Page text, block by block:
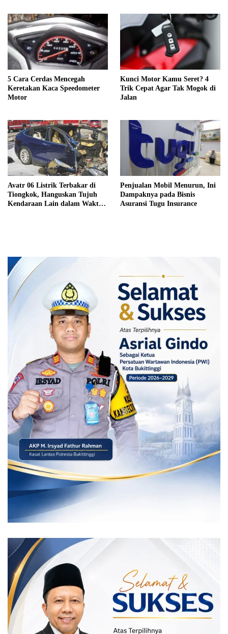
5 Cara Cerdas Mencegah
Keretakan Kaca Speedometer
Motor
Kunci Motor Kamu Seret? 4
Trik Cepat Agar Tak Mogok di
Jalan
Avatr 06 Listrik Terbakar di
Tiongkok, Hanguskan Tujuh
Kendaraan Lain dalam Waktu
Penjualan Mobil Menurun, Ini
Dampaknya pada Bisnis
Asuransi Tugu Insurance